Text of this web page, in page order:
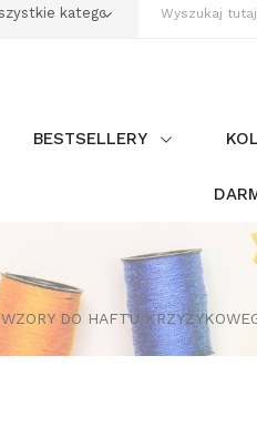
BESTSELLERY
WZORY DO HAFTU